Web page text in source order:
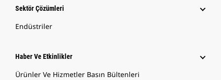
Sektör Çözümleri
Endüstriler
Haber Ve Etkinlikler
Ürünler Ve Hizmetler Basın Bültenleri